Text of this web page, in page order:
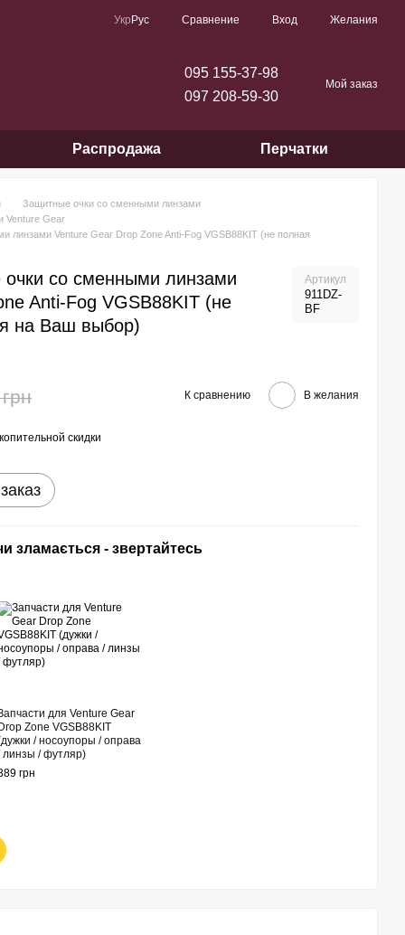
Укр Рус Сравнение Вход Желания
095 155-37-98
097 208-59-30
Мой заказ
Распродажа Перчатки
Защитные очки со сменными линзами
Venture Gear
Venture Gear Drop Zone Anti-Fog VGSB88KIT (не полная
со сменными линзами
Anti-Fog VGSB88KIT (не
на Ваш выбор)
Артикул
911DZ-
BF
К сравнению В желания
скидки
зламається - звертайтесь
для Venture Gear
Drop Zone VGSB88KIT
/ носоупоры / оправа
линзы / футляр)
грн